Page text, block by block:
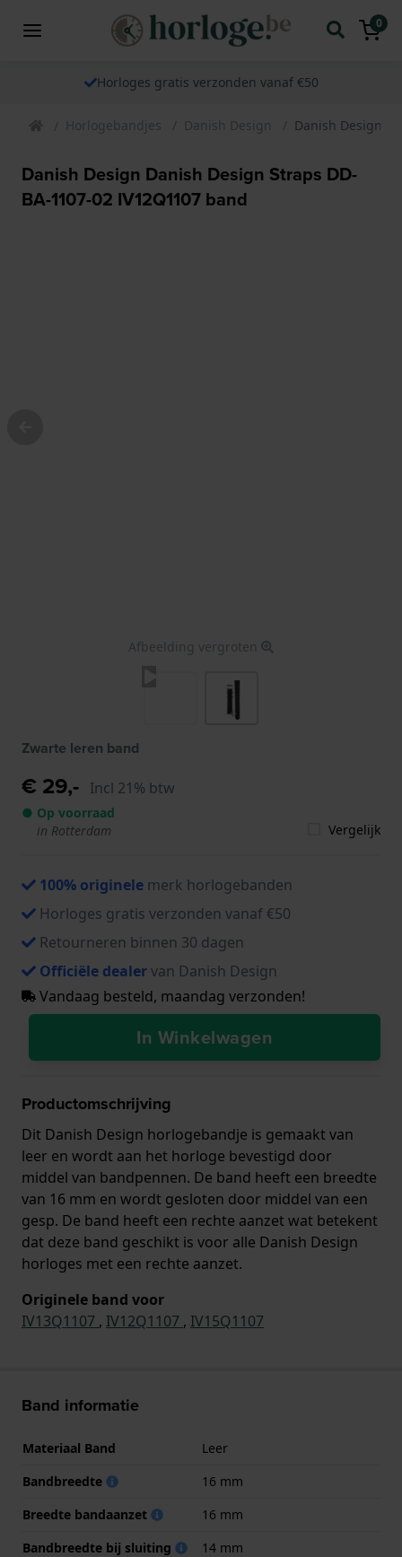
0
Horloges gratis verzonden vanaf €50
Horlogebandjes Danish Design Danish Design
Danish Design Danish Design Straps DD-
BA-1107-02 IV12Q1107 band
Afbeelding vergroten
Zwarte leren band
€ 29,- Incl 21% btw
● Op voorraad
in Rotterdam
Vergelijk
100% originele merk horlogebanden
Horloges gratis verzonden vanaf €50
Retourneren binnen 30 dagen
Officiële dealervan Danish Design
Vandaag besteld, maandag verzonden!
In Winkelwagen
Productomschrijving
Dit Danish Design horlogebandje is gemaakt van
leer en wordt aan het horloge bevestigd door
middel van bandpennen. De band heeft een breedte
van 16 mm en wordt gesloten door middel van een
gesp. De band heeft een rechte aanzet wat betekent
dat deze band geschikt is voor alle Danish Design
horloges met een rechte aanzet.
Originele band voor
IV13Q1107 , IV12Q1107 , IV15Q1107
Band informatie
Materiaal Band
Leer
Bandbreedte
16 mm
Breedte bandaanzet
16 mm
Bandbreedte bij sluiting
14 mm